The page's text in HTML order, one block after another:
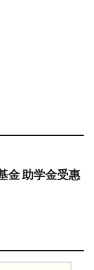
金 助学金受惠